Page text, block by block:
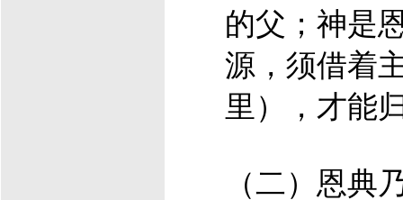
的父；神是
源，须借着
里），才能
（二）恩典